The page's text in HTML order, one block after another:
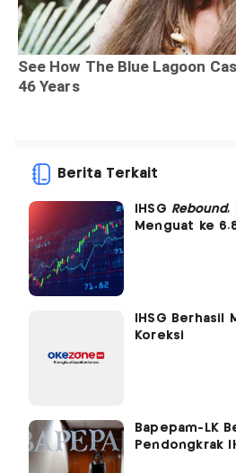
Berita Terkait
IHSG Rebound,
Menguat ke
IHSG Berhasil
Koreksi
Bapepam-LK
Pendongkrak